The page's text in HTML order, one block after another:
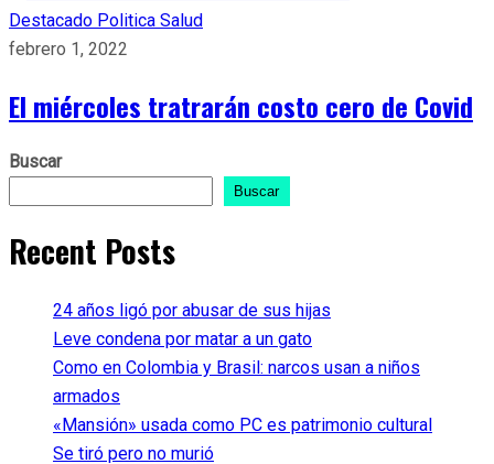
Destacado Politica Salud
febrero 1, 2022
El miércoles tratrarán costo cero de Covid
Buscar
Buscar
Recent Posts
24 años ligó por abusar de sus hijas
Leve condena por matar a un gato
Como en Colombia y Brasil: narcos usan a niños
armados
«Mansión» usada como PC es patrimonio cultural
Se tiró pero no murió